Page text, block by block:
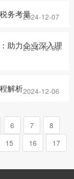
务考量2024-12-07
助力企业深入理
2024-12-06
解析2024-12-06
6 7
8
15 16
17